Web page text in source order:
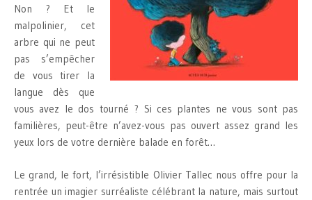
Non ? Et le
malpolinier, cet
arbre qui ne peut
pas s’empêcher
de vous tirer la
langue dès que
vous avez le dos tourné ? Si ces plantes ne vous sont pas
familières, peut-être n’avez-vous pas ouvert assez grand les
yeux lors de votre dernière balade en forêt…
Le grand, le fort, l’irrésistible Olivier Tallec nous offre pour la
rentrée un imagier surréaliste célébrant la nature, mais surtout